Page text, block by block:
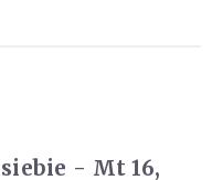
- Mt 16,